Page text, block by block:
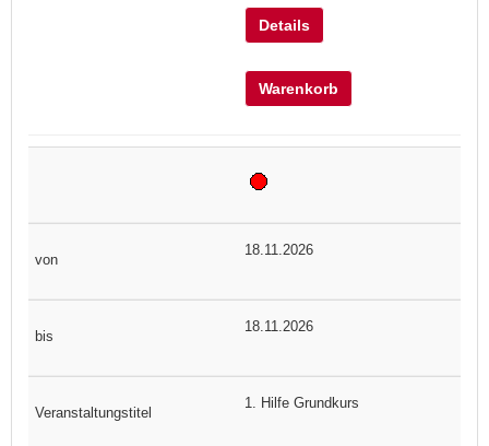
Details
Warenkorb
18.11.2026
18.11.2026
1. Hilfe Grundkurs